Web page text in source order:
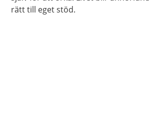
rätt till eget stöd.